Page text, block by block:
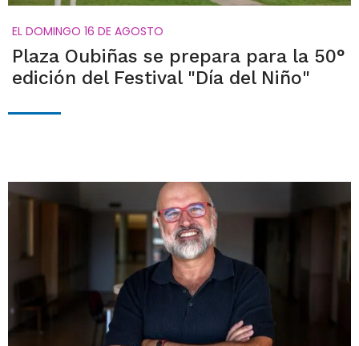
EL DOMINGO 16 DE AGOSTO
Plaza Oubiñas se prepara para la 50°
edición del Festival "Día del Niño"